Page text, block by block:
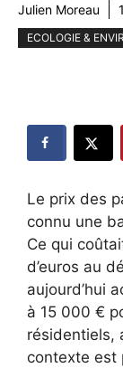
Julien Moreau
ECOLOGIE &
Le prix des
connu une
Ce qui
d’euros au
aujourd’hui
à 15 000 €
résidentiels,
contexte est